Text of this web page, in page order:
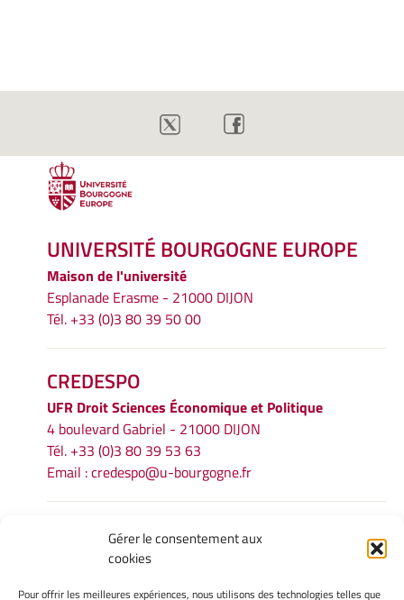
Gérer le consentement aux
cookies
Pour offrir les meilleures expériences, nous utilisons des technologies telles que
UNIVERSITÉ BOURGOGNE EUROPE
Maison de l'université
Esplanade Erasme - 21000 DIJON
Tél. +33 (0)3 80 39 50 00
CREDESPO
UFR Droit Sciences Économique et Politique
4 boulevard Gabriel - 21000 DIJON
Tél. +33 (0)3 80 39 53 63
Email :credespo@u-bourgogne.fr
INFORMATIONS LÉGALES
Mentions légales